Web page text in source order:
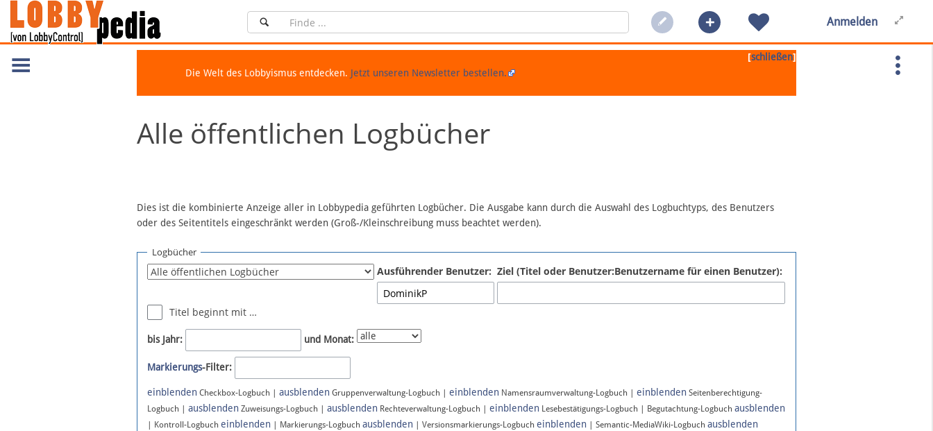
Anmelden
[schließen]
Die Welt des Lobbyismus entdecken. Jetzt unseren Newsletter bestellen.
Alle öffentlichen Logbücher
Dies ist die kombinierte Anzeige aller in Lobbypedia geführten Logbücher. Die Ausgabe kann durch die Auswahl des Logbuchtyps, des Benutzers
oder des Seitentitels eingeschränkt werden (Groß-/Kleinschreibung muss beachtet werden).
Logbücher
Ausführender Benutzer: Ziel (Titel oder Benutzer:Benutzername für einen Benutzer):
Titel beginnt mit …
bis Jahr: und Monat:
Markierungs-Filter:
einblenden Checkbox-Logbuch | ausblenden Gruppenverwaltung-Logbuch | einblenden Namensraumverwaltung-Logbuch | einblenden Seitenberechtigung-
Logbuch | ausblenden Zuweisungs-Logbuch | ausblenden Rechteverwaltung-Logbuch | einblenden Lesebestätigungs-Logbuch | Begutachtung-Logbuch ausblenden
| Kontroll-Logbuch einblenden | Markierungs-Logbuch ausblenden | Versionsmarkierungs-Logbuch einblenden | Semantic-MediaWiki-Logbuch ausblenden